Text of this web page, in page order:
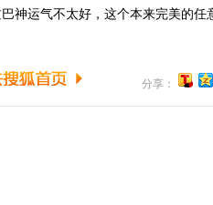
神运气不太好，这个本来完美的任
分享：